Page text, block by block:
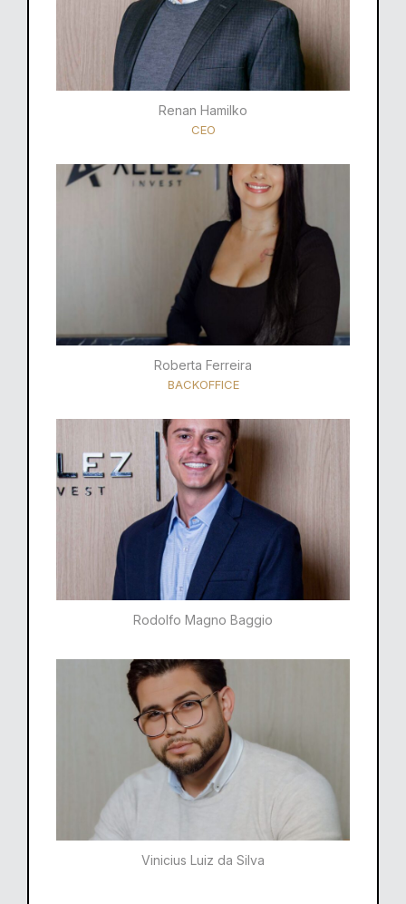
Renan Hamilko​
CEO
Roberta Ferreira
BACKOFFICE
Rodolfo Magno Baggio​​
Vinicius Luiz da Silva